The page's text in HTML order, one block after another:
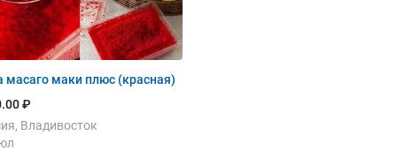
масаго маки плюс (красная)
₽
Владивосток